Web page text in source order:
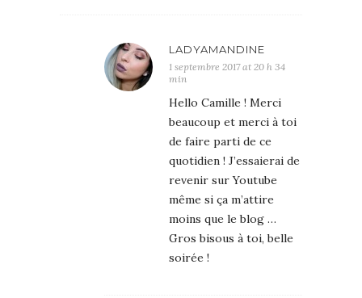
LADYAMANDINE
1 septembre 2017 at 20 h 34
min
Hello Camille ! Merci
beaucoup et merci à toi
de faire parti de ce
quotidien ! J’essaierai de
revenir sur Youtube
même si ça m’attire
moins que le blog …
Gros bisous à toi, belle
soirée !